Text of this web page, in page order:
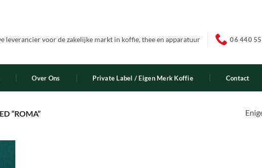
leverancier voor de zakelijke markt in koffie, thee en apparatuur 06 440
Over Ons Private Label / Eigen Merk Koffie Contact
“ROMA”